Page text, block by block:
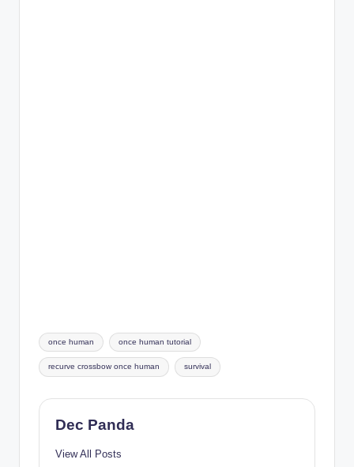
Tags:
once human once human tutorial
recurve crossbow once human survival
Dec Panda
View All Posts